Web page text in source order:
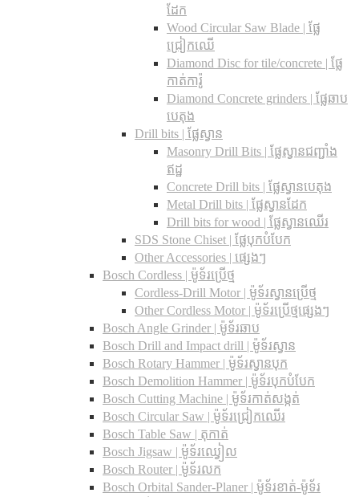
ដែក
Wood Circular Saw Blade | ផ្លែ
ជ្រៀកឈើ
Diamond Disc for tile/concrete​ | ផ្លែ
កាត់ការ៉ូ
Diamond Concrete grinders | ផ្លែឆាប
បេតុង
Drill bits |​ ផ្លែស្វាន
Masonry Drill Bits |​ ផ្លែស្វានជញ្ជាំង
ឥដ្ឋ
Concrete Drill bits |​ ផ្លែស្វានបេតុង
Metal Drill bits |​ ផ្លែស្វានដែក
Drill bits for wood |​ ផ្លែស្វានឈើរ
SDS Stone Chiset |​ ផ្លែបុកបំបែក
Other Accessories | ផ្សេងៗ
Bosch Cordless | ម៉ូទ័រប្រើថ្ម
Cordless-Drill Motor | ម៉ូទ័រស្វានប្រើថ្ម
Other Cordless Motor | ម៉ូទ័រប្រើថ្មផ្សេងៗ
Bosch Angle Grinder | ម៉ូទ័រឆាប
Bosch Drill and Impact drill | ម៉ូទ័រស្វាន
Bosch Rotary Hammer | ម៉ូទ័រស្វានបុក
Bosch Demolition Hammer | ម៉ូទ័របុកបំបែក
Bosch Cutting Machine | ម៉ូទ័រកាត់សង្កត់
Bosch Circular Saw | ម៉ូទ័រជ្រៀកឈើរ
Bosch Table Saw | តុកាត់
Bosch Jigsaw | ម៉ូទ័រឈ្វៀល
Bosch Router | ម៉ូទ័រលក
Bosch Orbital Sander-Planer​ | ម៉ូទ័រខាត់-ម៉ូទ័រ